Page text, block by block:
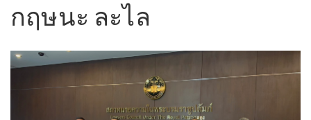
กฤษนะ ละไล